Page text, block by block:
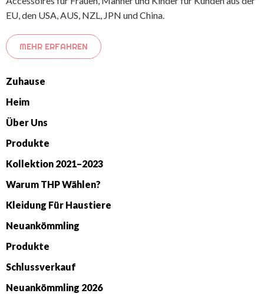
EU, den USA, AUS, NZL, JPN und China.
MEHR ERFAHREN
Zuhause
Heim
Über Uns
Produkte
Kollektion 2021–2023
Warum THP Wählen?
Kleidung Für Haustiere
Neuankömmling
Produkte
Schlussverkauf
Neuankömmling 2026